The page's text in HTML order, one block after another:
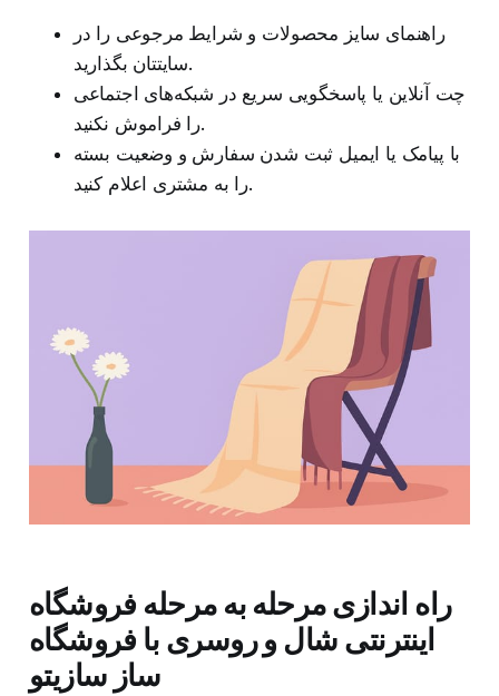
راهنمای سایز محصولات و شرایط مرجوعی را در
سایتتان بگذارید.
چت آنلاین یا پاسخگویی سریع در شبکه‌های اجتماعی
را فراموش نکنید.
با پیامک یا ایمیل ثبت شدن سفارش و وضعیت بسته
را به مشتری اعلام کنید.
راه اندازی مرحله به مرحله فروشگاه
اینترنتی شال و روسری با فروشگاه
ساز سازیتو